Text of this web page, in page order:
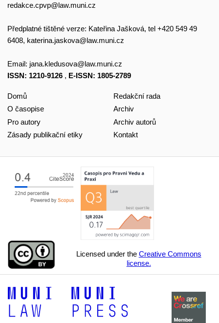
redakce.cpvp@law.muni.cz
Předplatné tištěné verze: Kateřina Jašková, tel +420 549 49
6408, katerina.jaskova@law.muni.cz
Email: jana.kledusova@law.muni.cz
ISSN: 1210-9126 , E-ISSN: 1805-2789
Domů
O časopise
Pro autory
Zásady publikační etiky
Redakční rada
Archiv
Archiv autorů
Kontakt
Licensed under the Creative Commons
license.